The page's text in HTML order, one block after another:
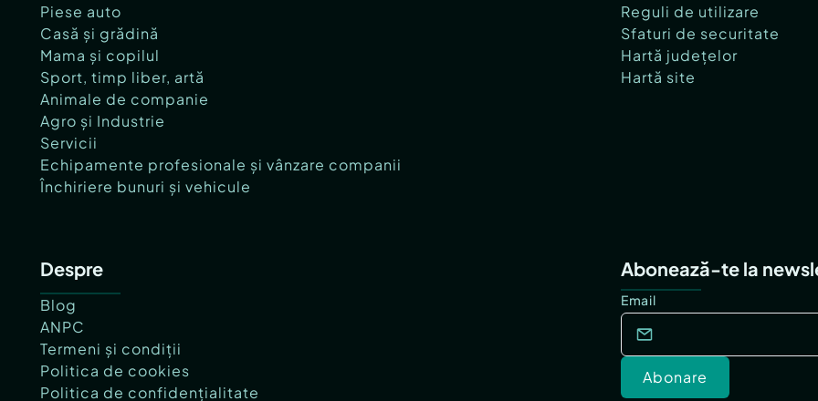
Piese auto
Casă și grădină
Mama și copilul
Sport, timp liber, artă
Animale de companie
Agro și Industrie
Servicii
Echipamente profesionale și vânzare companii
Închiriere bunuri și vehicule
Reguli de utilizare
Sfaturi de securitate
Hartă județelor
Hartă site
Despre
Blog
ANPC
Termeni și condiții
Politica de cookies
Politica de confidențialitate
Abonează-te la
Email
Abonare